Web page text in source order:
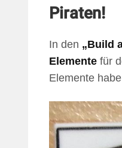
Piraten!
In den „Build
Elemente für
Elemente